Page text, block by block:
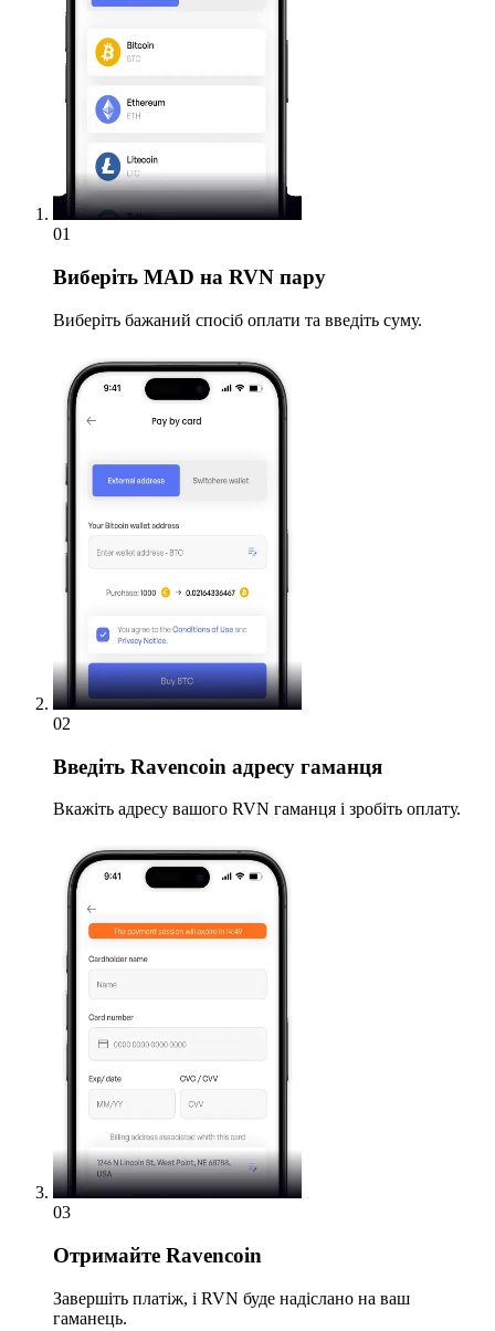
01
Виберіть MAD на RVN пару
Виберіть бажаний спосіб оплати та введіть суму.
02
Введіть Ravencoin адресу гаманця
Вкажіть адресу вашого RVN гаманця і зробіть оплату.
03
Отримайте Ravencoin
Завершіть платіж, і RVN буде надіслано на ваш
гаманець.